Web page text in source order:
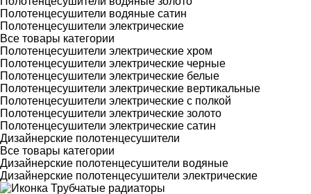
Полотенцесушители водяные сатин
Полотенцесушители электрические
Все товары категории
Полотенцесушители электрические хром
Полотенцесушители электрические черные
Полотенцесушители электрические белые
Полотенцесушители электрические вертикальные
Полотенцесушители электрические с полкой
Полотенцесушители электрические золото
Полотенцесушители электрические сатин
Дизайнерские полотенцесушители
Все товары категории
Дизайнерские полотенцесушители водяные
Дизайнерские полотенцесушители электрические